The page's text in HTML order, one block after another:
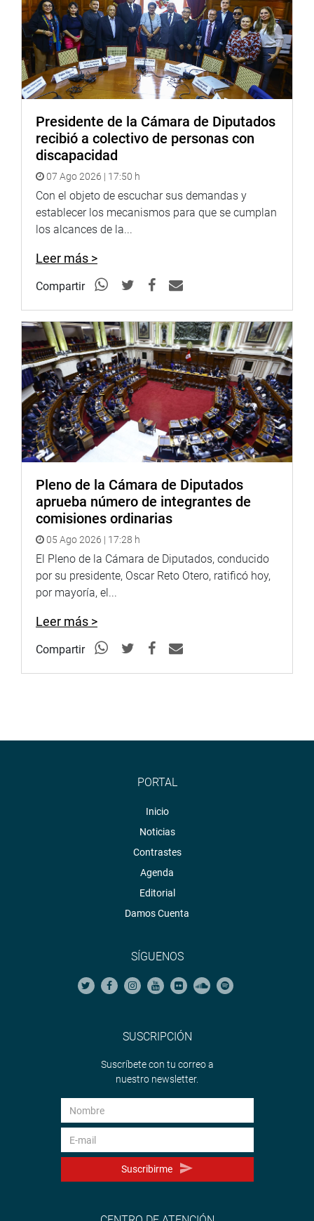
(Agenda sujeta a modificaciones)
Presidente de la Cámara de Diputados
recibió a colectivo de personas con
discapacidad
07 Ago 2026 | 17:50 h
Con el objeto de escuchar sus demandas y
establecer los mecanismos para que se cumplan
los alcances de la...
Leer más >
Compartir
Pleno de la Cámara de Diputados
aprueba número de integrantes de
comisiones ordinarias
05 Ago 2026 | 17:28 h
El Pleno de la Cámara de Diputados, conducido
por su presidente, Oscar Reto Otero, ratificó hoy,
por mayoría, el...
Leer más >
Compartir
PORTAL
Inicio
Noticias
Contrastes
Agenda
Editorial
Damos Cuenta
SÍGUENOS
SUSCRIPCIÓN
Suscríbete con tu correo a
nuestro newsletter.
Suscribirme